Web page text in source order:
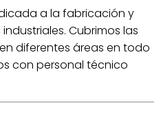
a la fabricación y
Cubrimos las
diferentes áreas en todo
con personal técnico